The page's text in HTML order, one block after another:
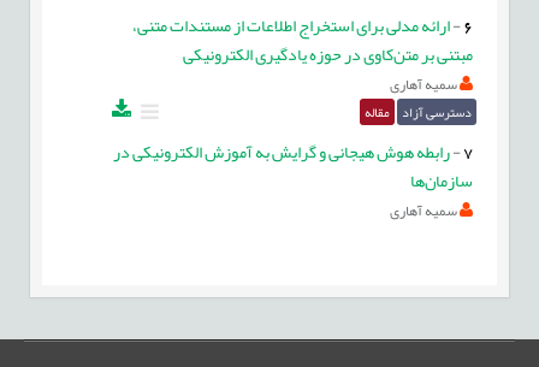
6
-ارائه مدلی برای استخراج اطلاعات از مستندات متنی،
مبتنی بر متن‌کاوی در حوزه یادگیری الکترونیکی
سمیه آهاری
دسترسی آزاد مقاله
7
-رابطه هوش هیجانی و گرایش به آموزش الکترونیکی در
سازمان‌ها
سمیه آهاری